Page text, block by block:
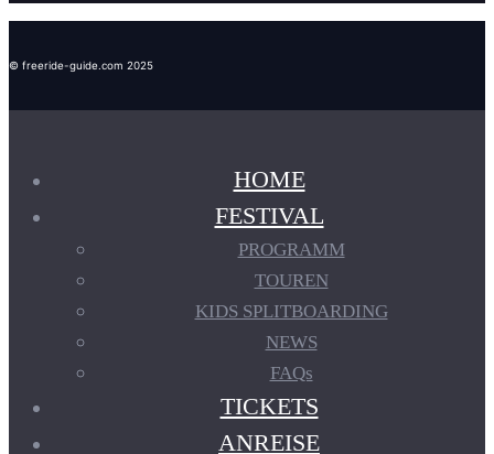
© freeride-guide.com 2025
HOME
FESTIVAL
PROGRAMM
TOUREN
KIDS SPLITBOARDING
NEWS
FAQs
TICKETS
ANREISE